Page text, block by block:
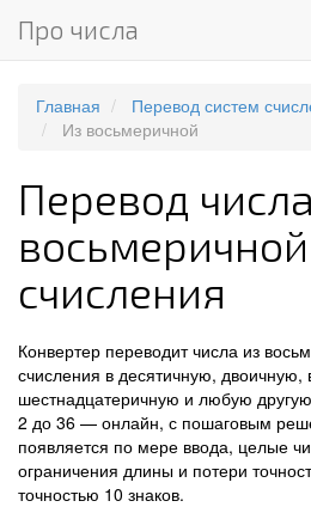
Про числа
Главная
Перевод систем
Из восьмеричной
Перевод
счисления
Конвертер переводит числа из
счисления в десятичную, двоичную,
шестнадцатеричную и любую
2 до 36 — онлайн, с пошаговым
появляется по мере ввода, целые
ограничения длины и потери
точностью 10 знаков.